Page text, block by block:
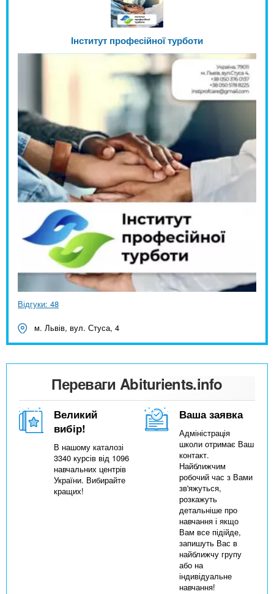
Інститут професійної турботи
Відгуки: 48
м. Львів, вул. Стуса, 4
Переваги Abiturients.info
Великий
вибір!
В нашому каталозі
3340 курсів від 1096
навчальних центрів
України. Вибирайте
кращих!
Ваша заявка
Адміністрація
школи отримає Ваш
контакт.
Найближчим
робочий час з Вами
зв'яжуться,
розкажуть
детальніше про
навчання і якщо
Вам все підійде,
запишуть Вас в
найближчу групу
або на
індивідуальне
навчання!